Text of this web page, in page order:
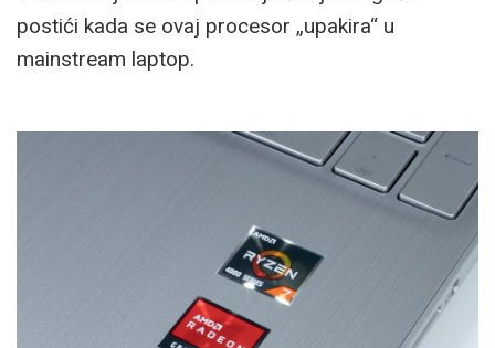
postići kada se ovaj procesor „upakira“ u
mainstream laptop.